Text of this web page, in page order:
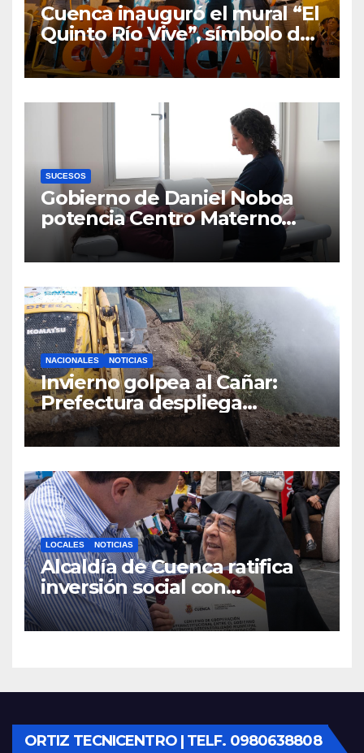
Cuenca inauguró el mural “El
Quinto Río Vive”, símbolo de
la defensa ciudadana del
agua
SUCESOS
Gobierno de Daniel Noboa
potencia Centro Materno
Infantil y Emergencias en
Cuenca con nuevos equipos
NACIONALES NOTICIAS
Invierno golpea al Cañar:
Prefectura despliega
maquinaria en toda la
provincia para mantener las
LOCALES NOTICIAS
Alcaldía de Cuenca ratifica
inversión social con
fundaciones e instituciones
locales
ORTIZ TECNICENTRO | TELF. 0980638808